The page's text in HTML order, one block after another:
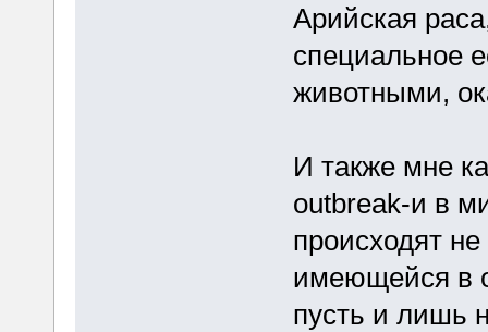
Арийская
специальное
животными,
И также мне
outbreak-и в
происходят
имеющейся в
пусть и лишь